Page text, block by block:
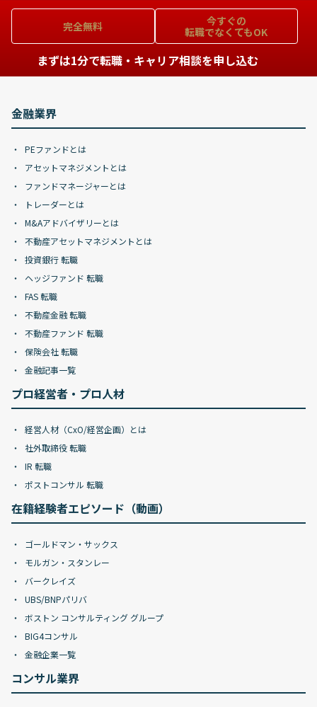
完全無料
今すぐの
転職でなくてもOK
まずは1分で転職・キャリア相談を申し込む
金融業界
PEファンドとは
アセットマネジメントとは
ファンドマネージャーとは
トレーダーとは
M&Aアドバイザリーとは
不動産アセットマネジメントとは
投資銀行 転職
ヘッジファンド 転職
FAS 転職
不動産金融 転職
不動産ファンド 転職
保険会社 転職
金融記事一覧
プロ経営者・プロ人材
経営人材（CxO/経営企画）とは
社外取締役 転職
IR 転職
ポストコンサル 転職
在籍経験者エピソード（動画）
ゴールドマン・サックス
モルガン・スタンレー
バークレイズ
UBS/BNPパリバ
ボストン コンサルティング グループ
BIG4コンサル
金融企業一覧
コンサル業界